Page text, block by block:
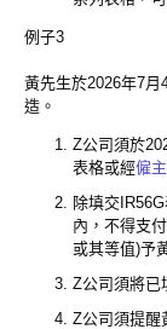
例子3
黃先生於2026年7
造。
Z公司須於
表格或經僱
除填交
內，不得支
或其等值)予
Z公司須將已
Z公司須提醒